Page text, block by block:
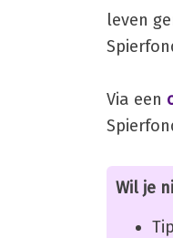
leven
Via een
Wil je